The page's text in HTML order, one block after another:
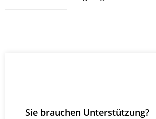
Sie brauchen Unterstützung?